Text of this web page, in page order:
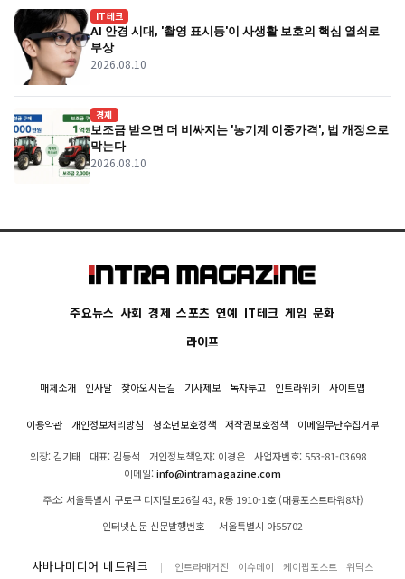
IT테크
AI 안경 시대, '촬영 표시등'이 사생활 보호의 핵심 열쇠로
부상
2026.08.10
경제
보조금 받으면 더 비싸지는 '농기계 이중가격', 법 개정으로
막는다
2026.08.10
주요뉴스 사회 경제 스포츠 연예 IT테크 게임 문화
라이프
매체소개 인사말 찾아오시는길 기사제보 독자투고 인트라위키 사이트맵
이용약관 개인정보처리방침 청소년보호정책 저작권보호정책 이메일무단수집거부
의장: 김기태 대표: 김동석 개인정보책임자: 이경은
사업자번호: 553-81-03698
이메일:info@intramagazine.com
주소: 서울특별시 구로구 디지털로26길 43, R동 1910-1호 (대륭포스트타워8차)
인터넷신문 신문발행번호 ㅣ 서울특별시 아55702
사바나미디어 네트워크 인트라매거진 이슈데이 케이팝포스트 위닥스